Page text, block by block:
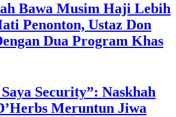
Bawa Musim Haji Lebih
Penonton, Ustaz Don
Dua Program Khas
Security”: Naskhah
Meruntun Jiwa